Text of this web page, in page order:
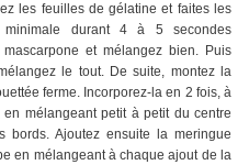
les feuilles de gélatine et faites les
minimale durant 4 à 5 secondes
et mélangez bien. Puis
le tout. De suite, montez la
ferme. Incorporez-la en 2 fois, à
mélangeant petit à petit du centre
bords. Ajoutez ensuite la meringue
en mélangeant à chaque ajout de la